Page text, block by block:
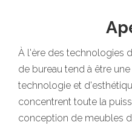
À l'ère des technologies
de bureau tend à être
technologie et
concentrent toute la
conception de meubles